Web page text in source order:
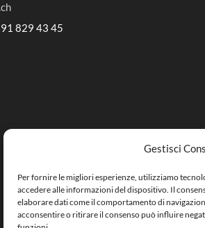
Gestisci
Per fornire le migliori esperienze, utilizziamo
accedere alle informazioni del dispositivo. Il
elaborare dati come il comportamento di
acconsentire o ritirare il consenso può influire
829 43 45